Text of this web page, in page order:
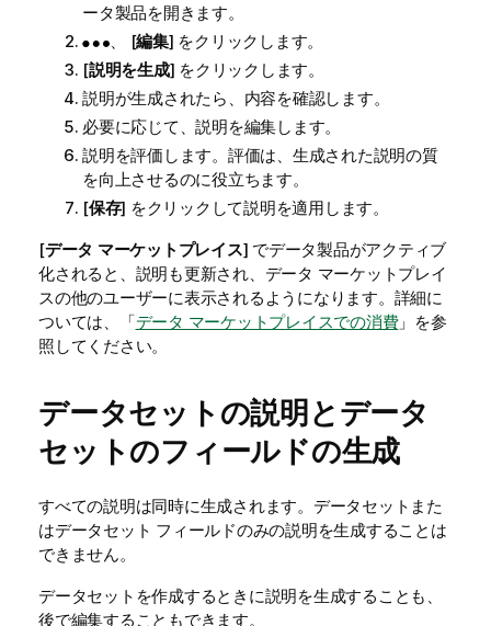
ータ製品を開きます。
、 [編集] をクリックします。
[説明を生成] をクリックします。
説明が生成されたら、内容を確認します。
必要に応じて、説明を編集します。
説明を評価します。評価は、生成された説明の質
を向上させるのに役立ちます。
[保存] をクリックして説明を適用します。
[データ マーケットプレイス] でデータ製品がアクティブ
化されると、説明も更新され、データ マーケットプレイ
スの他のユーザーに表示されるようになります。詳細に
ついては、「データ マーケットプレイスでの消費」を参
照してください。
データセットの説明とデータ
セットのフィールドの生成
すべての説明は同時に生成されます。データセットまた
はデータセット フィールドのみの説明を生成することは
できません。
データセットを作成するときに説明を生成することも、
後で編集することもできます。